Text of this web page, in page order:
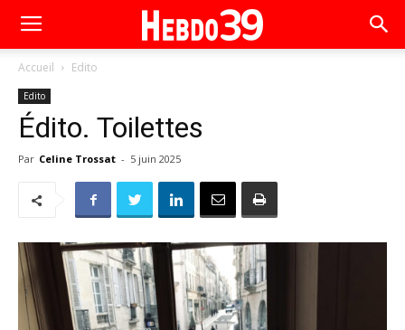
Accueil Edito
Edito
Édito. Toilettes
Par Celine Trossat - 5 juin 2025